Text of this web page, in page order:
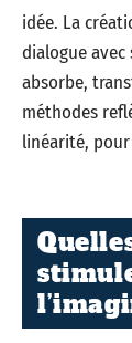
idée. La
dialogue avec
absorbe,
méthodes
linéarité,